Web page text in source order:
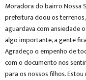
Moradora do bairro Nossa
prefeitura doou os
aguardava com ansiedade
algo importante, a gente
Agradeço o empenho de
com o documento nos
para os nossos filhos.